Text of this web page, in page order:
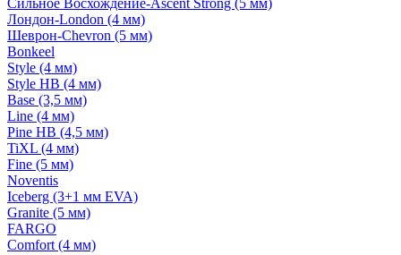
Сильное Восхождение-Ascent Strong (5 мм)
Лондон-London (4 мм)
Шеврон-Chevron (5 мм)
Bonkeel
Style (4 мм)
Style HB (4 мм)
Base (3,5 мм)
Line (4 мм)
Pine HB (4,5 мм)
TiXL (4 мм)
Fine (5 мм)
Noventis
Iceberg (3+1 мм EVA)
Granite (5 мм)
FARGO
Comfort (4 мм)